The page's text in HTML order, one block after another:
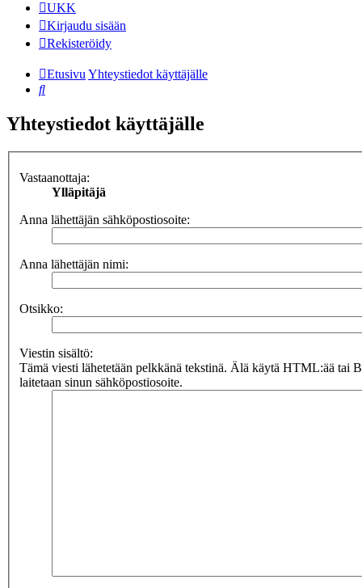
UKK
Kirjaudu sisään
Rekisteröidy
EtusivuYhteystiedot käyttäjälle
Etsi
Yhteystiedot käyttäjälle
Vastaanottaja:
Ylläpitäjä
Anna lähettäjän sähköpostiosoite:
Anna lähettäjän nimi:
Otsikko:
Viestin sisältö:
Tämä viesti lähetetään pelkkänä tekstinä. Älä käytä HTML:ää tai
laitetaan sinun sähköpostiosoite.